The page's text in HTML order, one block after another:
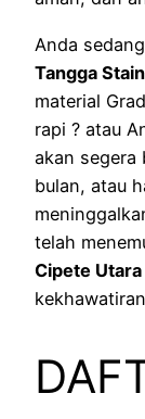
Anda
Tangga
material
rapi ? atau
akan segera
bulan, atau
telah
Cipete Utara